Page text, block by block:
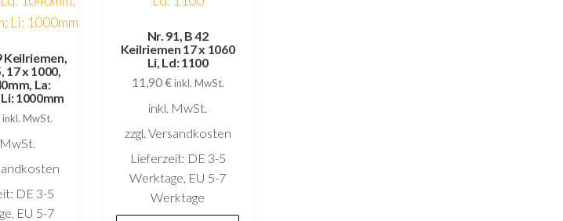
Keilriemen,
17 x 1000,
La:
1000mm
inkl. MwSt.
DE 3-5
EU 5-7
Nr. 91, B 42
Keilriemen 17 x 1060
Li, Ld: 1100
11,90€ inkl. MwSt.
inkl. MwSt.
zzgl. Versandkosten
Lieferzeit: DE 3-5
Werktage, EU 5-7
Werktage